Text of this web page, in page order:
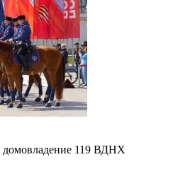
119 ВДНХ